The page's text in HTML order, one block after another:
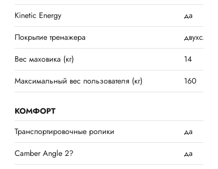
Kinetic Energy
да
Покрытие тренажера
Вес маховика (кг)
14
Максимальный вес пользователя (кг)
160
КОМФОРТ
Транспортировочные ролики
да
Camber Angle 2?
да